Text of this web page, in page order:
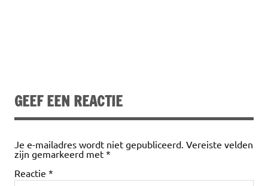
GEEF EEN REACTIE
Je e-mailadres wordt niet gepubliceerd. Vereiste velden
zijn gemarkeerd met *
Reactie *